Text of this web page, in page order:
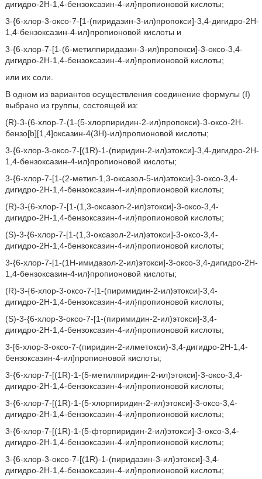
дигидро-2H-1,4-бензоксазин-4-ил}пропионовой кислоты;
3-{6-хлор-3-оксо-7-[1-(пиридазин-3-ил)пропокси]-3,4-дигидро-2H-
1,4-бензоксазин-4-ил}пропионовой кислоты и
3-{6-хлор-7-[1-(6-метилпиридазин-3-ил)пропокси]-3-оксо-3,4-
дигидро-2H-1,4-бензоксазин-4-ил}пропионовой кислоты;
или их соли.
В одном из вариантов осуществления соединение формулы (I)
выбрано из группы, состоящей из:
(R)-3-(6-хлор-7-(1-(5-хлорпиридин-2-ил)пропокси)-3-оксо-2H-
бензо[b][1,4]оксазин-4(3H)-ил)пропионовой кислоты;
3-{6-хлор-3-оксо-7-[(1R)-1-(пиридин-2-ил)этокси]-3,4-дигидро-2H-
1,4-бензоксазин-4-ил}пропионовой кислоты;
3-{6-хлор-7-[1-(2-метил-1,3-оксазол-5-ил)этокси]-3-оксо-3,4-
дигидро-2H-1,4-бензоксазин-4-ил}пропионовой кислоты;
(R)-3-{6-хлор-7-[1-(1,3-оксазол-2-ил)этокси]-3-оксо-3,4-
дигидро-2H-1,4-бензоксазин-4-ил}пропионовой кислоты;
(S)-3-{6-хлор-7-[1-(1,3-оксазол-2-ил)этокси]-3-оксо-3,4-
дигидро-2H-1,4-бензоксазин-4-ил}пропионовой кислоты;
3-{6-хлор-7-[1-(1H-имидазол-2-ил)этокси]-3-оксо-3,4-дигидро-2H-
1,4-бензоксазин-4-ил}пропионовой кислоты;
(R)-3-{6-хлор-3-оксо-7-[1-(пиримидин-2-ил)этокси]-3,4-
дигидро-2H-1,4-бензоксазин-4-ил}пропионовой кислоты;
(S)-3-{6-хлор-3-оксо-7-[1-(пиримидин-2-ил)этокси]-3,4-
дигидро-2H-1,4-бензоксазин-4-ил}пропионовой кислоты;
3-[6-хлор-3-оксо-7-(пиридин-2-илметокси)-3,4-дигидро-2H-1,4-
бензоксазин-4-ил]пропионовой кислоты;
3-{6-хлор-7-[(1R)-1-(5-метилпиридин-2-ил)этокси]-3-оксо-3,4-
дигидро-2H-1,4-бензоксазин-4-ил}пропионовой кислоты;
3-{6-хлор-7-[(1R)-1-(5-хлорпиридин-2-ил)этокси]-3-оксо-3,4-
дигидро-2H-1,4-бензоксазин-4-ил}пропионовой кислоты;
3-{6-хлор-7-[(1R)-1-(5-фторпиридин-2-ил)этокси]-3-оксо-3,4-
дигидро-2H-1,4-бензоксазин-4-ил}пропионовой кислоты;
3-{6-хлор-3-оксо-7-[(1R)-1-(пиридазин-3-ил)этокси]-3,4-
дигидро-2H-1,4-бензоксазин-4-ил}пропионовой кислоты;